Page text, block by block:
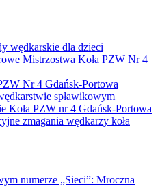
wędkarskie dla dzieci
Mistrzostwa Koła PZW Nr 4
Nr 4 Gdańsk-Portowa
spławikowym
Koła PZW nr 4 Gdańsk-Portowa
zmagania wędkarzy koła
numerze „Sieci”: Mroczna